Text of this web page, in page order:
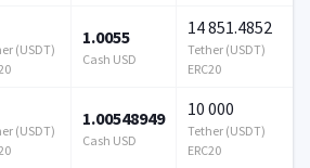
(USDT)
1.0055
Cash USD
14 851.4852
Tether (USDT)
ERC20
(USDT)
1.00548949
Cash USD
10 000
Tether (USDT)
ERC20